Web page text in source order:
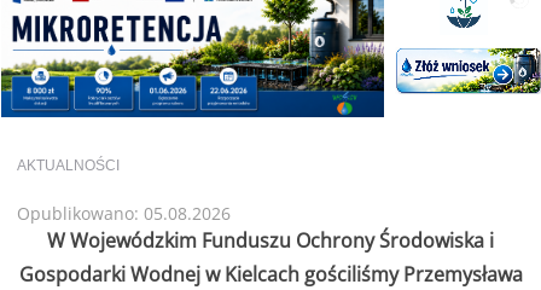
AKTUALNOŚCI
Opublikowano: 05.08.2026
W Wojewódzkim Funduszu Ochrony Środowiska i
Gospodarki Wodnej w Kielcach gościliśmy Przemysława